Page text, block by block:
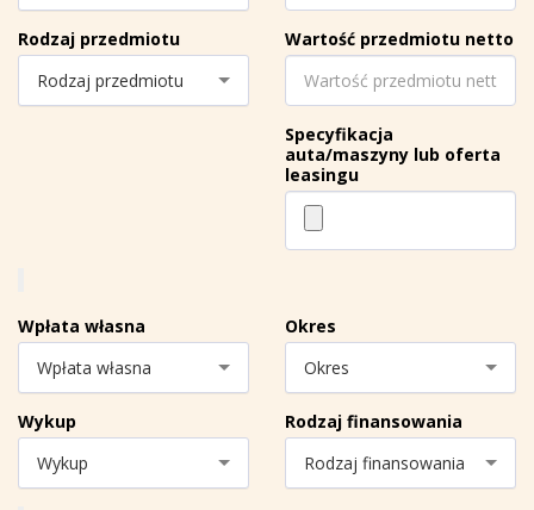
Rodzaj przedmiotu
Rodzaj przedmiotu
Wartość przedmiotu netto
Specyfikacja
auta/maszyny lub oferta
leasingu
Wpłata własna
Wpłata własna
Okres
Okres
Wykup
Wykup
Rodzaj finansowania
Rodzaj finansowania